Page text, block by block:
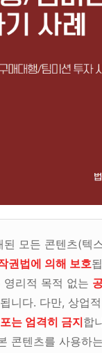
된 모든 콘텐츠(텍
권법에 의해 보호
리적 목적 없는
됩니다. 다만, 상업
는 엄격히 금지합
콘텐츠를 사용하